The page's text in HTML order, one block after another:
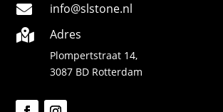

info@slstone.nl

Adres
Plompertstraat 14,
3087 BD Rotterdam